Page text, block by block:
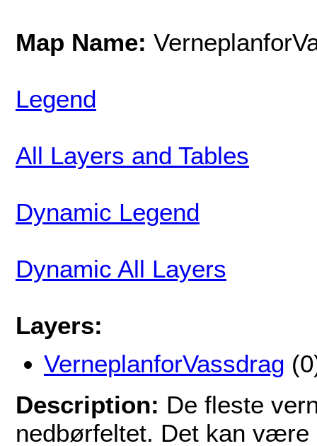
Map Name:
Legend
All Layers and Tables
Dynamic Legend
Dynamic All Layers
Layers:
VerneplanforVassdrag
Description: De fleste
nedbørfeltet. Det kan